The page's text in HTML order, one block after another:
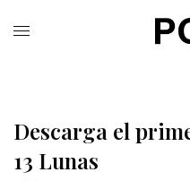
Descarga el
13 Lunas